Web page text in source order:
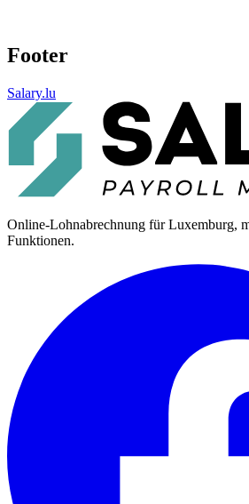
Footer
Salary.lu
Online-Lohnabrechnung für Luxemburg,
Funktionen.